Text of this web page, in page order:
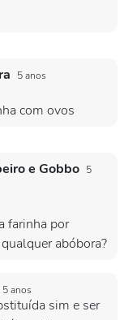
5 anos
com ovos
e Gobbo 5
farinha por
abóbora?
5 anos
sim e ser